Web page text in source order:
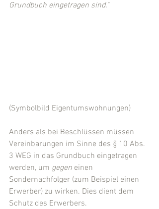
Grundbuch eingetragen sind."
(Symbolbild Eigentumswohnungen)
Anders als bei Beschlüssen müssen
Vereinbarungen im Sinne des § 10 Abs.
3 WEG in das Grundbuch eingetragen
werden, um gegen einen
Sondernachfolger (zum Beispiel einen
Erwerber) zu wirken. Dies dient dem
Schutz des Erwerbers.